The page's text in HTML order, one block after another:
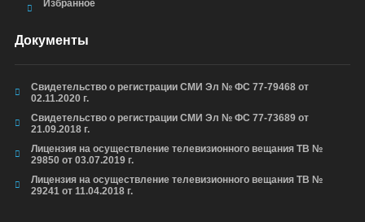
Избранное
Документы
Свидетельство о регистрации СМИ Эл № ФС 77-79468 от
02.11.2020 г.
Свидетельство о регистрации СМИ Эл № ФС 77-73689 от
21.09.2018 г.
Лицензия на осуществление телевизионного вещания ТВ №
29850 от 03.07.2019 г.
Лицензия на осуществление телевизионного вещания ТВ №
29241 от 11.04.2018 г.